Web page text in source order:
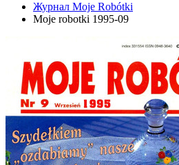
Журнал Moje Robótki
Moje robotki 1995-09